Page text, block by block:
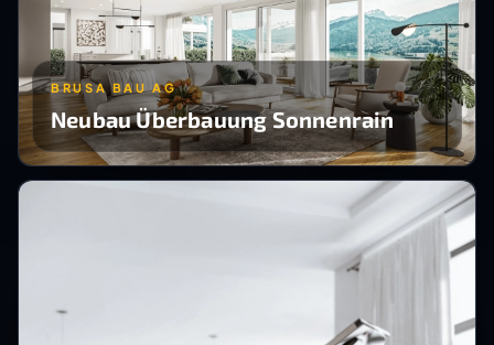
BRUSA BAU AG
Neubau Überbauung Sonnenrain